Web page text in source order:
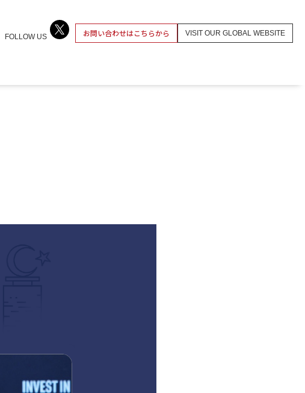
FOLLOW US お問い合わせはこちらから VISIT OUR GLOBAL WEBSITE